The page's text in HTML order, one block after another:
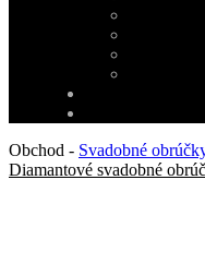
Obchod - Svadobné
Diamantové svadobné